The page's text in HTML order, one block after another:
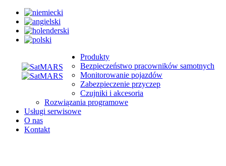
Produkty
Bezpieczeństwo pracowników samotnych
Monitorowanie pojazdów
Zabezpieczenie przyczep
Czujniki i akcesoria
Rozwiązania programowe
Usługi serwisowe
O nas
Kontakt